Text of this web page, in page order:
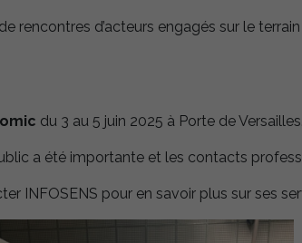
rencontres d’acteurs engagés sur le
du 3 au 5 juin 2025 à Porte de
a été importante et les contacts
INFOSENS pour en savoir plus sur ses